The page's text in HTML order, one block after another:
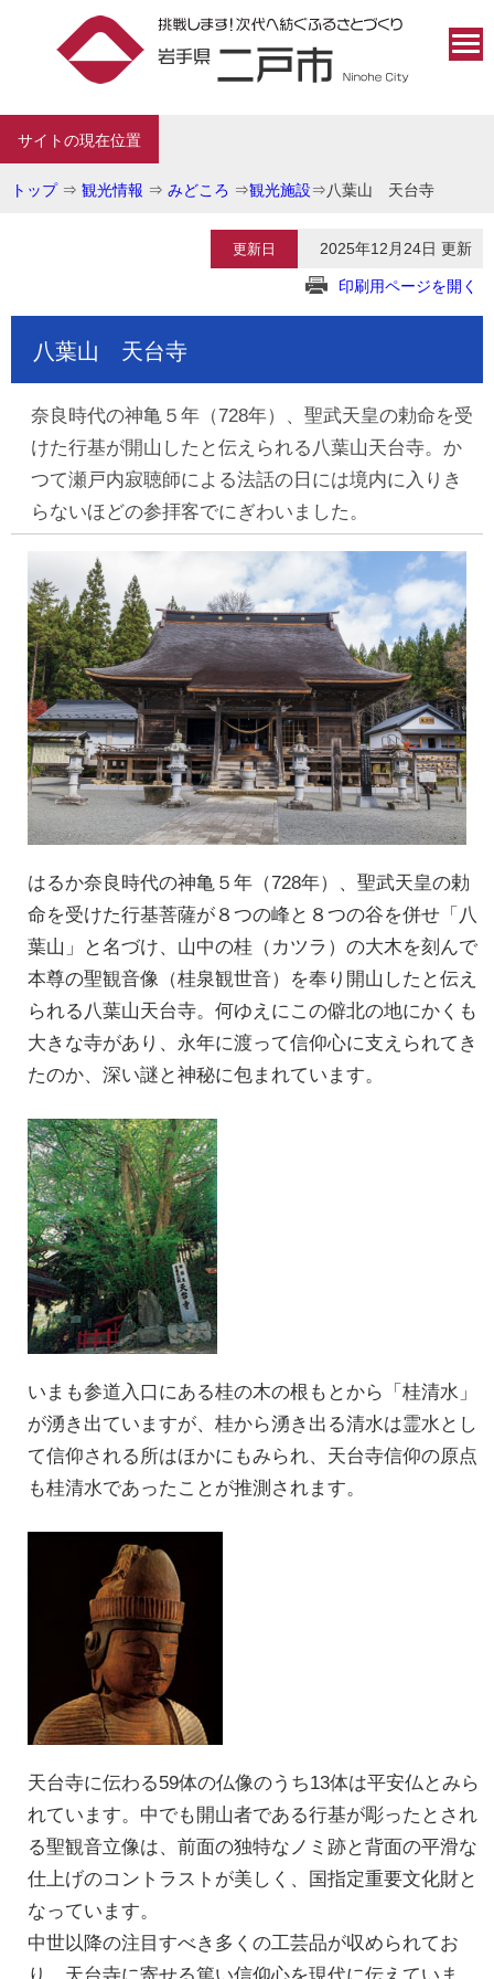
サイトの現在位置
トップ⇒ 観光情報 ⇒ みどころ ⇒観光施設⇒八葉山 天台寺
更新日 2025年12月24日 更新
印刷用ページを開く
八葉山 天台寺
奈良時代の神亀５年（728年）、聖武天皇の勅命を受
けた行基が開山したと伝えられる八葉山天台寺。か
つて瀬戸内寂聴師による法話の日には境内に入りき
らないほどの参拝客でにぎわいました。
はるか奈良時代の神亀５年（728年）、聖武天皇の勅
命を受けた行基菩薩が８つの峰と８つの谷を併せ「八
葉山」と名づけ、山中の桂（カツラ）の大木を刻んで
本尊の聖観音像（桂泉観世音）を奉り開山したと伝え
られる八葉山天台寺。何ゆえにこの僻北の地にかくも
大きな寺があり、永年に渡って信仰心に支えられてき
たのか、深い謎と神秘に包まれています。
いまも参道入口にある桂の木の根もとから「桂清水」
が湧き出ていますが、桂から湧き出る清水は霊水とし
て信仰される所はほかにもみられ、天台寺信仰の原点
も桂清水であったことが推測されます。
天台寺に伝わる59体の仏像のうち13体は平安仏とみら
れています。中でも開山者である行基が彫ったとされ
る聖観音立像は、前面の独特なノミ跡と背面の平滑な
仕上げのコントラストが美しく、国指定重要文化財と
なっています。
中世以降の注目すべき多くの工芸品が収められてお
り、天台寺に寄せる篤い信仰心を現代に伝えていま